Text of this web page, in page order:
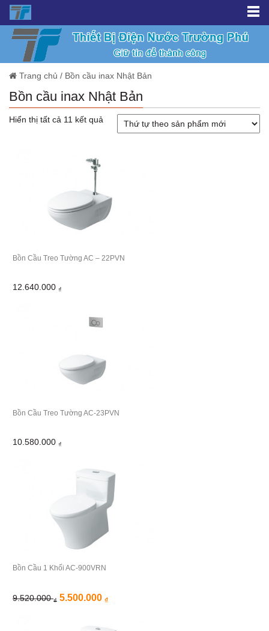
Trang chủ / Bồn cầu inax Nhật Bản
Bồn cầu inax Nhật Bản
Hiển thị tất cả 11 kết quả
Bồn Cầu Treo Tường AC – 22PVN
12.640.000 ₫
Bồn Cầu Treo Tường AC-23PVN
10.580.000 ₫
Bồn Cầu 1 Khối AC-900VRN
9.520.000₫ 5.500.000 ₫